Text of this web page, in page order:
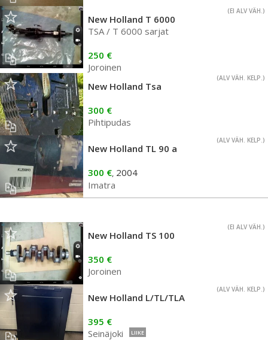
(EI ALV VÄH.)
New Holland T 6000
TSA / T 6000 sarjat
250 €
Joroinen
(ALV VÄH. KELP.)
New Holland Tsa
300 €
Pihtipudas
(ALV VÄH. KELP.)
New Holland TL 90 a
300 €, 2004
Imatra
(EI ALV VÄH.)
New Holland TS 100
350 €
Joroinen
(ALV VÄH. KELP.)
New Holland L/TL/TLA
395 €
Seinäjoki
LIIKE